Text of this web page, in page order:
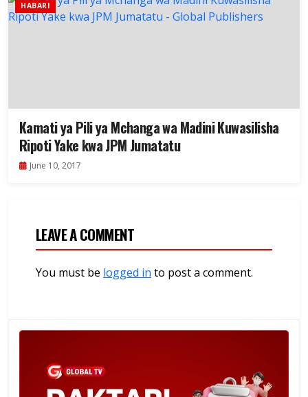
HABARI
Kamati ya Pili ya Mchanga wa Madini Kuwasilisha
Ripoti Yake kwa JPM Jumatatu
June 10, 2017
LEAVE A COMMENT
You must be logged in to post a comment.